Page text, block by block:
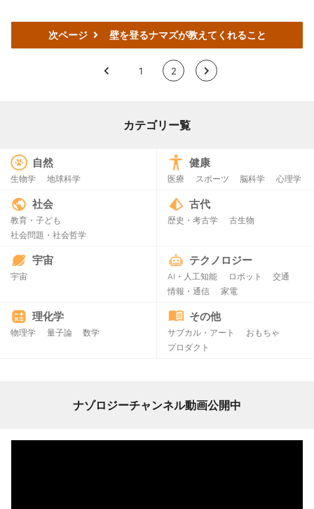
次ページ 壁を登るナマズが教えてくれること
< 1 2 >
カテゴリー覧
自然
生物学 地球科学
健康
医療 スポーツ 脳科学 心理学
社会
教育・子ども
社会問題・社会哲学
古代
歴史・考古学 古生物
宇宙
宇宙
テクノロジー
AI・人工知能 ロボット
交通
情報・通信
家電
理化学
物理学 量子論 数学
その他
サブカル・アート
おもちゃ
プロダクト
ナゾロジーチャンネル動画公開中